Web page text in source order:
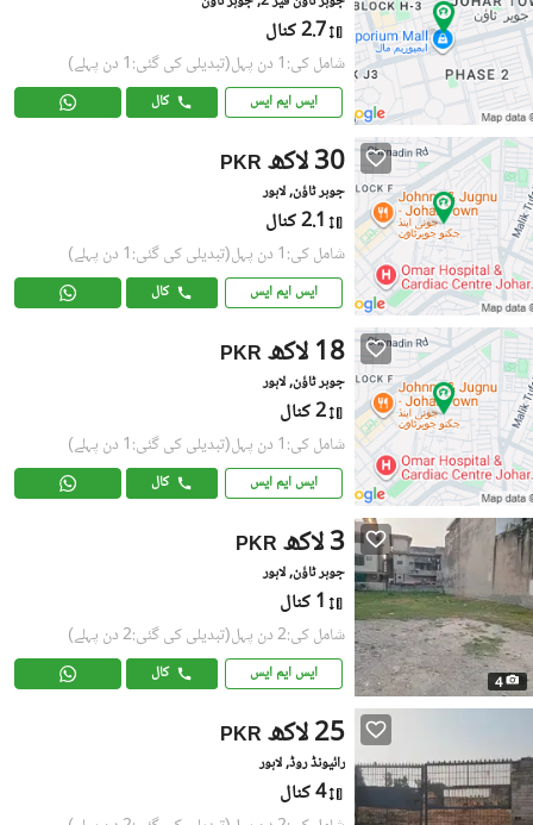
2.7 کنال
شامل کی:1 دن پہل (تبدیلی کی گئی:1 دن پہلے)
ایس ایم ایس کال
PKR 30 لاکھ
جوہر ٹاؤن, لاہور
2.1 کنال
شامل کی:1 دن پہل (تبدیلی کی گئی:1 دن پہلے)
ایس ایم ایس کال
PKR 18 لاکھ
جوہر ٹاؤن, لاہور
2 کنال
شامل کی:1 دن پہل (تبدیلی کی گئی:1 دن پہلے)
ایس ایم ایس کال
4
PKR 3 لاکھ
جوہر ٹاؤن, لاہور
1 کنال
شامل کی:2 دن پہل (تبدیلی کی گئی:2 دن پہلے)
ایس ایم ایس کال
PKR 25 لاکھ
رائیونڈ روڈ, لاہور
4 کنال